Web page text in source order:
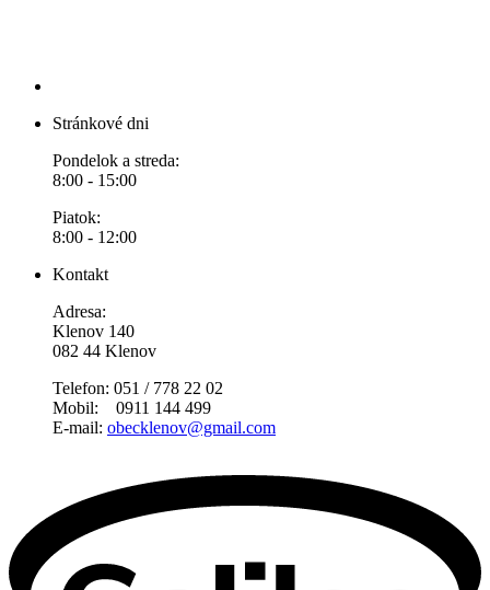
Stránkové dni
Pondelok a streda:
8:00 - 15:00
Piatok:
8:00 - 12:00
Kontakt
Adresa:
Klenov 140
082 44 Klenov
Telefon: 051 / 778 22 02
Mobil: 0911 144 499
E-mail: obecklenov@gmail.com